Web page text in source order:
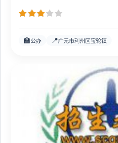
🏫公办 📍广元市利州区宝轮镇